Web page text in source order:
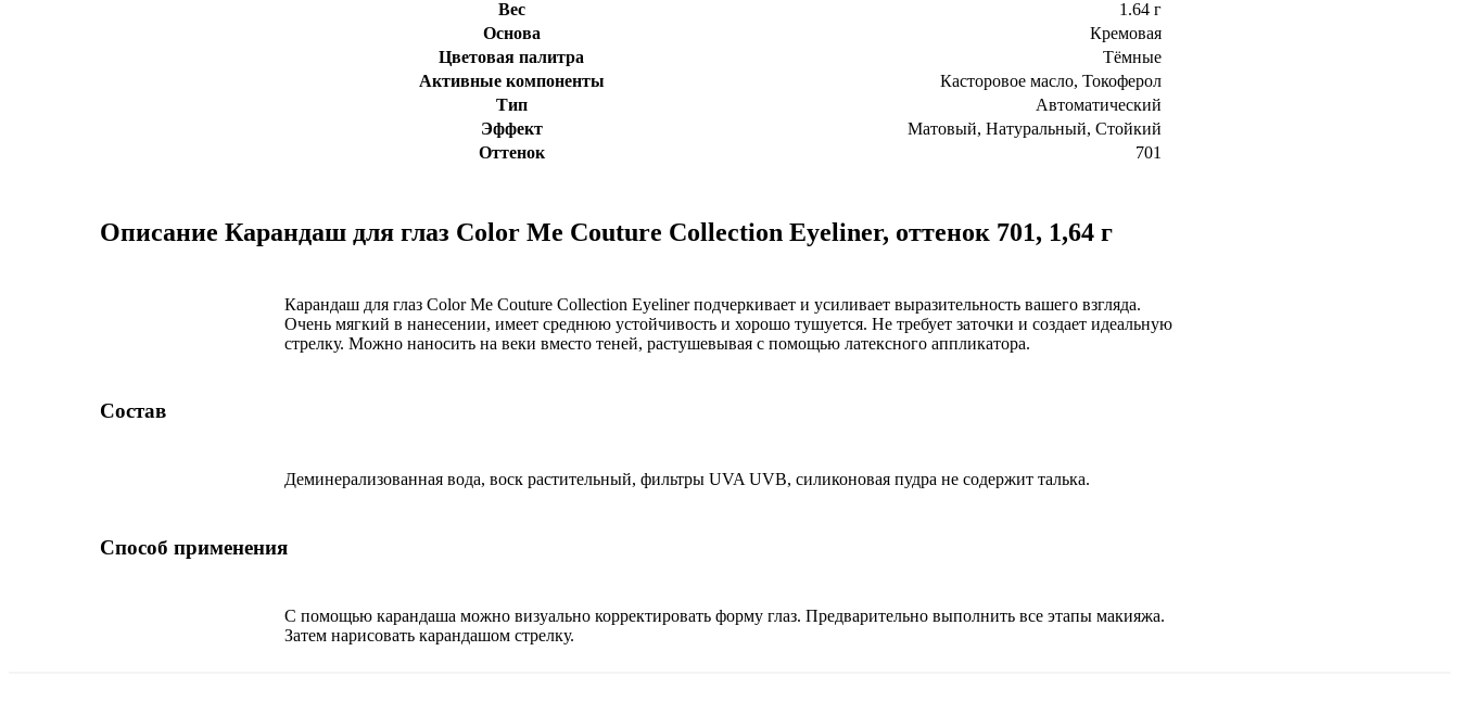
Вес
1.64 г
Основа
Кремовая
Цветовая палитра
Тёмные
Активные компоненты
Касторовое масло, Токоферол
Тип
Автоматический
Эффект
Матовый, Натуральный, Стойкий
Оттенок
701
Описание Карандаш для глаз Color Me Couture Collection Eyeliner, оттенок 701, 1,64 г
Карандаш для глаз Color Me Couture Collection Eyeliner подчеркивает и усиливает выразительность вашего взгляда.
Очень мягкий в нанесении, имеет среднюю устойчивость и хорошо тушуется. Не требует заточки и создает идеальную
стрелку. Можно наносить на веки вместо теней, растушевывая с помощью латексного аппликатора.
Состав
Деминерализованная вода, воск растительный, фильтры UVA UVB, силиконовая пудра не содержит талька.
Способ применения
С помощью карандаша можно визуально корректировать форму глаз. Предварительно выполнить все этапы макияжа.
Затем нарисовать карандашом стрелку.